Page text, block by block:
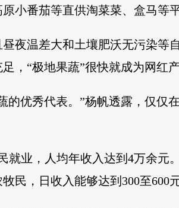
小番茄等直供淘菜菜、盒马等平
夜温差大和土壤肥沃无污染等
，“极地果蔬”很快就成为网红产
的优秀代表。”杨帆透露，仅仅
就业，人均年收入达到4万余元
民，日收入能够达到300至600